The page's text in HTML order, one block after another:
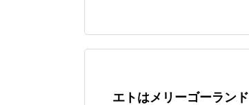
エトはメリーゴーランド